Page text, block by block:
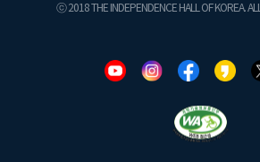
ⓒ 2018 THE INDEPENDENCE HALL OF KOREA.